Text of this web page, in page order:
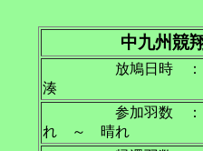
中九州
放鳩日時 ： 令
湊
参加羽数
れ ～ 晴れ